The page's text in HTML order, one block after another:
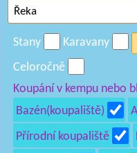
Stany Karavany
Celoročně
Koupání v kempu nebo
Bazén(koupaliště)
Přírodní koupaliště